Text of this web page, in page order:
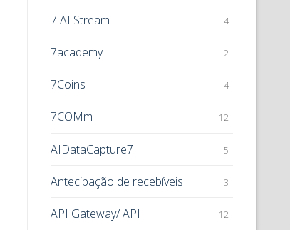
7 AI Stream 4
7academy 2
7Coins 4
7COMm 12
AIDataCapture7 5
Antecipação de recebíveis 3
API Gateway/ API 12